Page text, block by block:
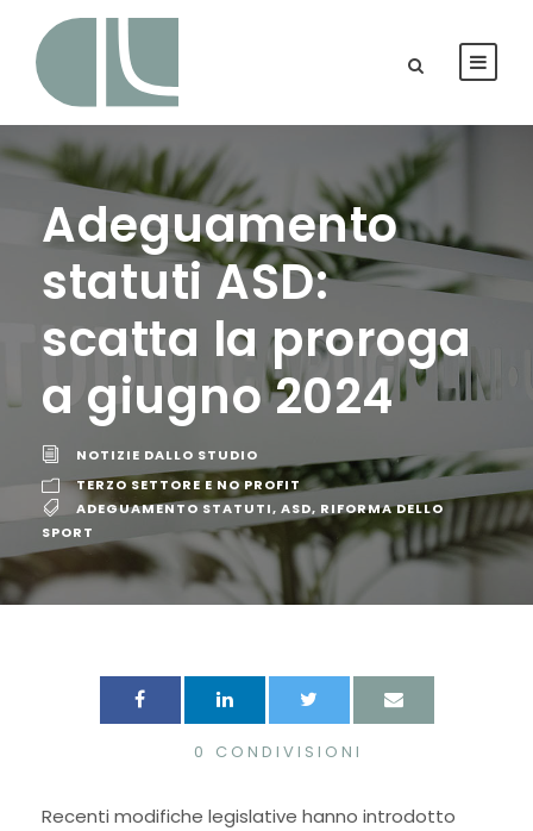
Adeguamento
statuti ASD:
scatta la proroga
a giugno 2024
NOTIZIE DALLO STUDIO
TERZO SETTORE E NO PROFIT
ADEGUAMENTO STATUTI, ASD, RIFORMA DELLO
SPORT
0 CONDIVISIONI
Recenti modifiche legislative hanno introdotto